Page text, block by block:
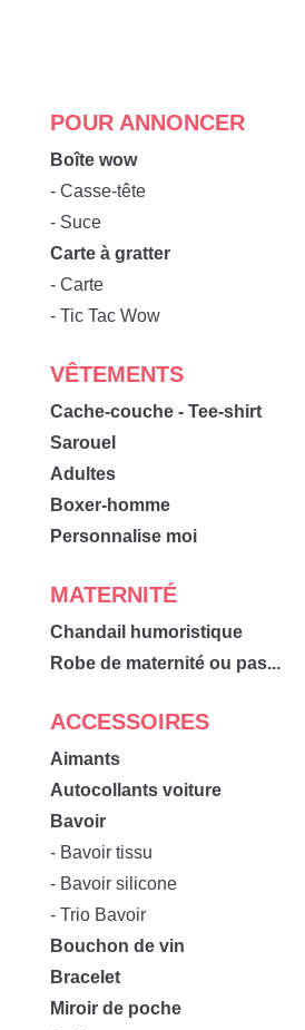
POUR ANNONCER
Boîte wow
- Casse-tête
- Suce
Carte à gratter
- Carte
- Tic Tac Wow
VÊTEMENTS
Cache-couche - Tee-shirt
Sarouel
Adultes
Boxer-homme
Personnalise moi
MATERNITÉ
Chandail humoristique
Robe de maternité ou pas...
ACCESSOIRES
Aimants
Autocollants voiture
Bavoir
- Bavoir tissu
- Bavoir silicone
- Trio Bavoir
Bouchon de vin
Bracelet
Miroir de poche